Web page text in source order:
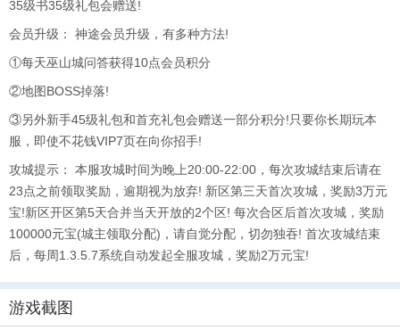
35级书35级礼包会赠送!
会员升级： 神途会员升级，有多种方法!
①每天巫山城问答获得10点会员积分
②地图BOSS掉落!
③另外新手45级礼包和首充礼包会赠送一部分积分!只要你长期玩本
服，即使不花钱VIP7页在向你招手!
攻城提示： 本服攻城时间为晚上20:00-22:00，每次攻城结束后请在
23点之前领取奖励，逾期视为放弃! 新区第三天首次攻城，奖励3万元
宝!新区开区第5天合并当天开放的2个区! 每次合区后首次攻城，奖励
100000元宝(城主领取分配)，请自觉分配，切勿独吞! 首次攻城结束
后，每周1.3.5.7系统自动发起全服攻城，奖励2万元宝!
游戏截图